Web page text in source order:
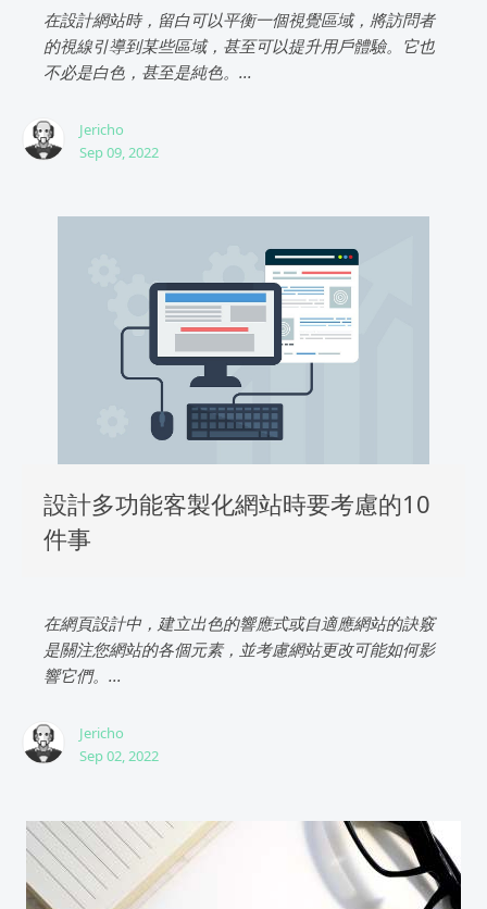
在設計網站時，留白可以平衡一個視覺區域，將訪問者
的視線引導到某些區域，甚至可以提升用戶體驗。它也
不必是白色，甚至是純色。...
Jericho
Sep 09, 2022
設計多功能客製化網站時要考慮的10
件事
在網頁設計中，建立出色的響應式或自適應網站的訣竅
是關注您網站的各個元素，並考慮網站更改可能如何影
響它們。...
Jericho
Sep 02, 2022